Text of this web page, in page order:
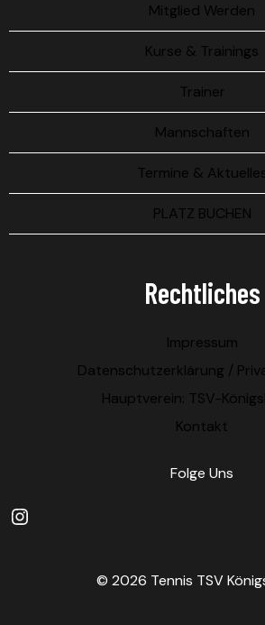
Mitglied Werden
Kurse & Trainings
Trainer
Mannschaften
Termine &
PLATZ BUCHEN
Rechtliches
Impressum
Datenschutzerklärung /
Hauptverein: TSV-
Kontakt
Folge Uns
Instagram
© 2026 Tennis TSV